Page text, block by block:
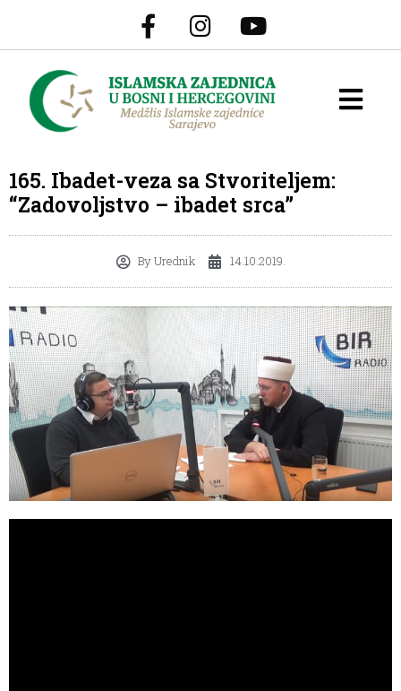
165. Ibadet-veza sa Stvoriteljem:
“Zadovoljstvo – ibadet srca”
ByUrednik 14.10.2019.